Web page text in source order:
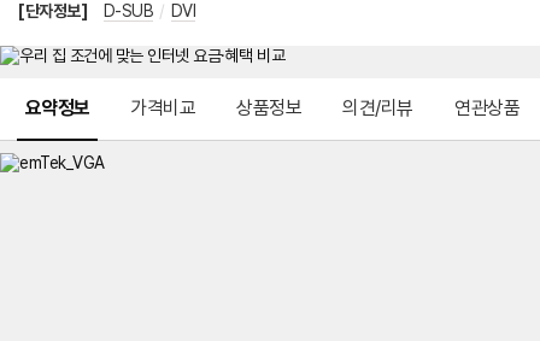
[단자정보] D-SUB / DVI
요약정보 가격비교 상품정보 의견/리뷰 연관상품